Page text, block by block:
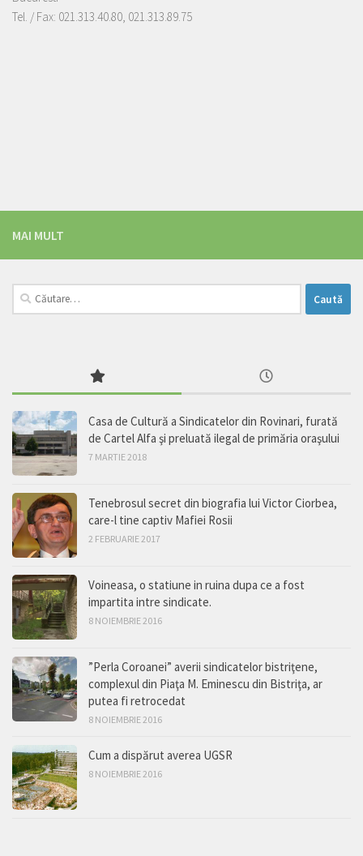
Tel. / Fax: 021.313.40.80, 021.313.89.75
MAI MULT
Caută
după:
Casa de Cultură a Sindicatelor din Rovinari, furată
de Cartel Alfa şi preluată ilegal de primăria oraşului
7 MARTIE 2018
Tenebrosul secret din biografia lui Victor Ciorbea,
care-l tine captiv Mafiei Rosii
2 FEBRUARIE 2017
Voineasa, o statiune in ruina dupa ce a fost
impartita intre sindicate.
8 NOIEMBRIE 2016
”Perla Coroanei” averii sindicatelor bistriţene,
complexul din Piaţa M. Eminescu din Bistriţa, ar
putea fi retrocedat
8 NOIEMBRIE 2016
Cum a dispărut averea UGSR
8 NOIEMBRIE 2016